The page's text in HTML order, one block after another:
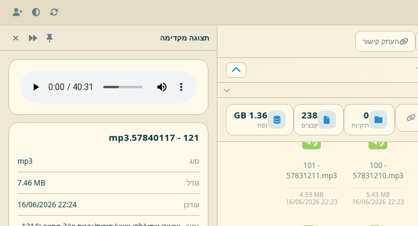
העתק קישור
0
תיקיות
238
קבצים
1.36 GB
נפח
16/06/2026 22:23
16/06/2026 22:23
100 -
57831210.mp3
5.43 MB
16/06/2026 22:23
101 -
57831211.mp3
4.59 MB
16/06/2026 22:23
תצוגה מקדימה
121 -
mp3
סוג mp3
גודל 7.46 MB
עודכן 16/06/2026 22:24